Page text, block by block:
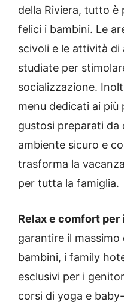
della Riviera, tutto è
felici i bambini. Le
scivoli e le attività di
studiate per
socializzazione.
menu dedicati ai
gustosi preparati da
ambiente sicuro e
trasforma la
per tutta la famiglia.
Relax e comfort per
garantire il
bambini, i family
esclusivi per i
corsi di yoga e